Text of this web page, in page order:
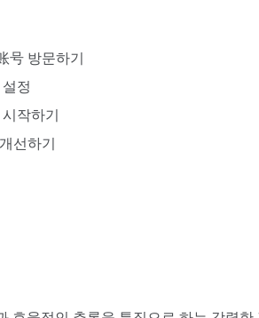
号 방문하기
정
작하기
선하기